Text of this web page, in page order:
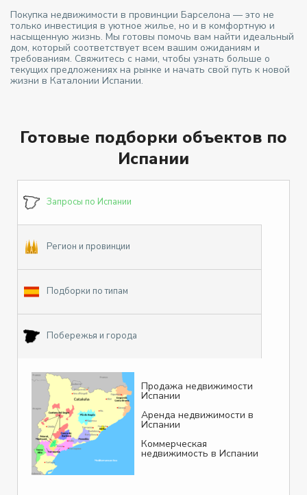
Покупка недвижимости в провинции Барселона — это не
только инвестиция в уютное жилье, но и в комфортную и
насыщенную жизнь. Мы готовы помочь вам найти идеальный
дом, который соответствует всем вашим ожиданиям и
требованиям. Свяжитесь с нами, чтобы узнать больше о
текущих предложениях на рынке и начать свой путь к новой
жизни в Каталонии Испании.
Готовые подборки объектов по
Испании
Запросы по Испании
Регион и провинции
Подборки по типам
Побережья и города
Продажа недвижимости
Испании
Аренда недвижимости в
Испании
Коммерческая
недвижимость в Испании